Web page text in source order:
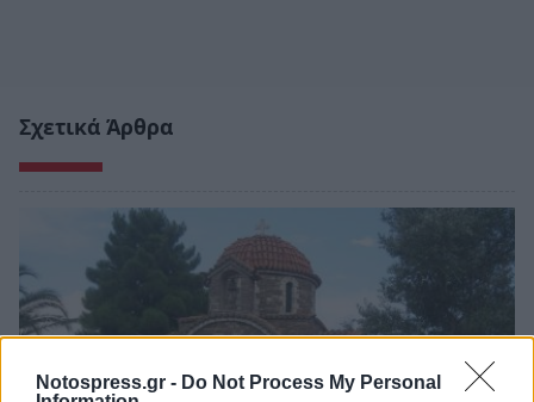
Notospress.gr - Do Not Process My Personal
Σχετικά Άρθρα